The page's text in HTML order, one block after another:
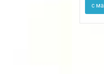
с